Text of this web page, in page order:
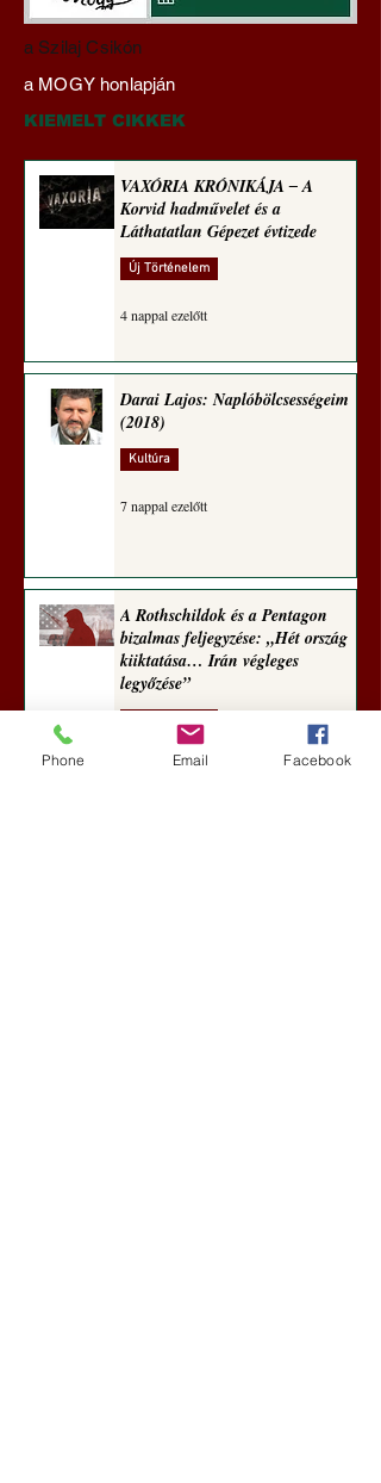
Darai Lajos:
Naplóbölcsességeim
(2024)
a Szilaj Csikón
a MOGY honlapján
KIEMELT CIKKEK
VAXÓRIA KRÓNIKÁJA ‒ A
Korvid hadművelet és a
Láthatatlan Gépezet évtizede
Új Történelem
4 nappal ezelőtt
Darai Lajos: Naplóbölcsességeim
(2018)
Kultúra
7 nappal ezelőtt
A Rothschildok és a Pentagon
bizalmas feljegyzése: „Hét ország
kiiktatása… Irán végleges
legyőzése”
Új Történelem
Phone Email Facebook